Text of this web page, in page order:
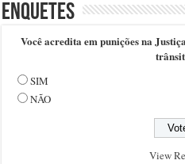
Enquetes
Você acredita em punições na
SIM
NÃO
View